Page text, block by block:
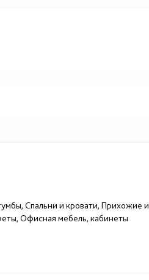
Спальни и кровати, Прихожие и
Офисная мебель, кабинеты